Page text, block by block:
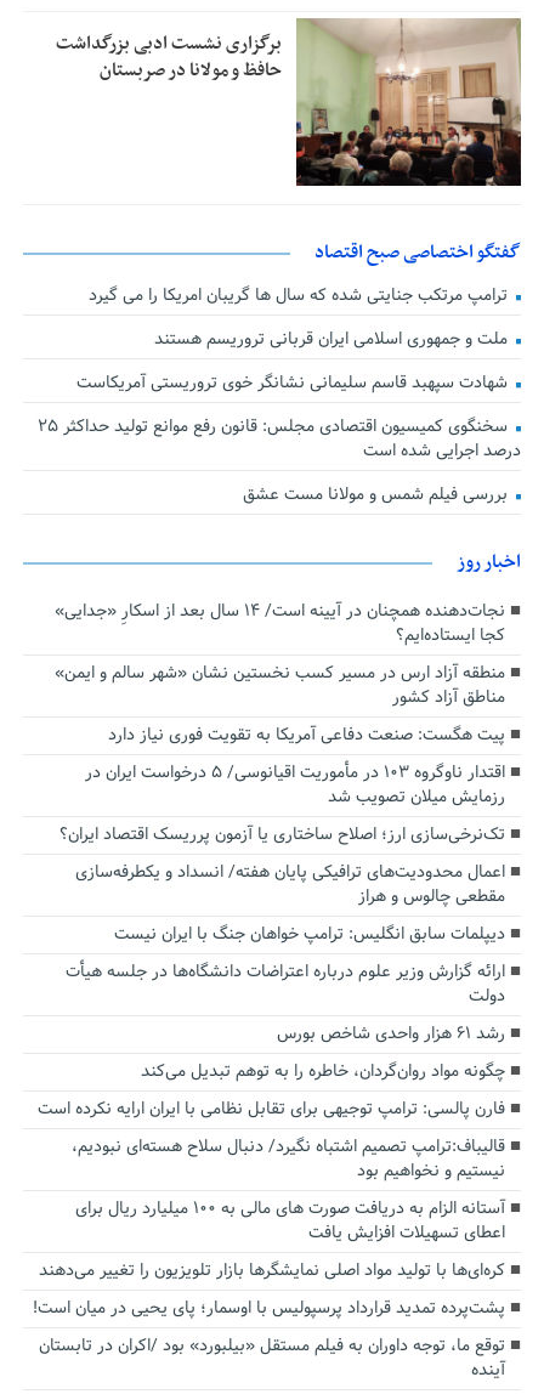
برگزاری نشست ادبی بزرگداشت
حافظ و مولانا در صربستان
گفتگو اختصاصی صبح اقتصاد
ترامپ مرتکب جنایتی شده که سال ها گریبان امریکا را می گیرد
ملت و جمهوری اسلامی ایران قربانی تروریسم هستند
شهادت سپهبد قاسم سلیمانی نشانگر خوی تروریستی آمریکاست
سخنگوی کمیسیون اقتصادی مجلس: قانون رفع موانع تولید حداکثر ۲۵
درصد اجرایی شده است
بررسی فیلم شمس و مولانا مست عشق
اخبار روز
نجات‌دهنده‌ همچنان در آیینه است/ ۱۴ سال بعد از اسکارِ «جدایی»
کجا ایستاده‌ایم؟
منطقه آزاد ارس در مسیر کسب نخستین نشان «شهر سالم و ایمن»
مناطق آزاد کشور
پیت هگست: صنعت دفاعی آمریکا به تقویت فوری نیاز دارد
اقتدار ناوگروه ۱۰۳ در مأموریت‌ اقیانوسی/ ۵ درخواست ایران در
رزمایش میلان تصویب شد
تک‌نرخی‌سازی ارز؛ اصلاح ساختاری یا آزمون پرریسک اقتصاد ایران؟
اعمال محدودیت‌های ترافیکی پایان هفته/ انسداد و یکطرفه‌سازی
مقطعی چالوس و هراز
دیپلمات سابق انگلیس:‌ ترامپ خواهان جنگ با ایران نیست
ارائه گزارش وزیر علوم درباره اعتراضات دانشگاه‌ها در جلسه هیأت
دولت
رشد ۶۱ هزار واحدی شاخص بورس
چگونه مواد روان‌گردان، خاطره را به توهم تبدیل می‌کند
فارن پالسی: ترامپ توجیهی برای تقابل نظامی با ایران ارایه نکرده است
قالیباف:ترامپ تصمیم اشتباه نگیرد/ دنبال سلاح هسته‌ای نبودیم،
نیستیم و نخواهیم بود
آستانه الزام به دریافت صورت های مالی به ۱۰۰ میلیارد ریال برای
اعطای تسهیلات افزایش یافت
کره‌ای‌ها با تولید مواد اصلی نمایشگرها بازار تلویزیون را تغییر می‌دهند
پشت‌پرده تمدید قرارداد پرسپولیس با اوسمار؛ پای یحیی در میان است!
توقع ما، توجه داوران به فیلم مستقل «بیلبورد» بود /اکران در تابستان
آینده